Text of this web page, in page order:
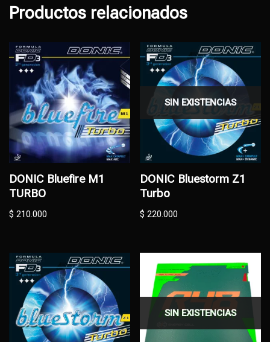
Productos relacionados
DONIC Bluefire M1
TURBO
$ 210.000
SIN EXISTENCIAS
DONIC Bluestorm Z1
Turbo
$ 220.000
SIN EXISTENCIAS